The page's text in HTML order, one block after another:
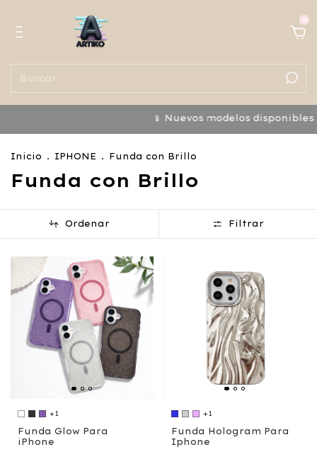
0
📱 Nuevos modelos disponibles ¡No
Inicio . IPHONE . Funda con Brillo
Funda con Brillo
Ordenar Filtrar
+1
Funda Glow Para
iPhone
+1
Funda Hologram Para
Iphone